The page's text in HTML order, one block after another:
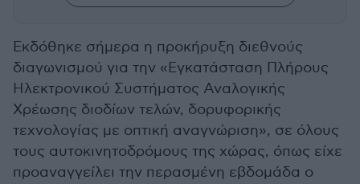
Εκδόθηκε σήμερα η προκήρυξη διεθνούς
διαγωνισμού για την «Εγκατάσταση Πλήρους
Ηλεκτρονικού Συστήματος Αναλογικής
Χρέωσης διοδίων τελών, δορυφορικής
τεχνολογίας με οπτική αναγνώριση», σε όλους
τους αυτοκινητοδρόμους της χώρας, όπως είχε
προαναγγείλει την περασμένη εβδομάδα ο